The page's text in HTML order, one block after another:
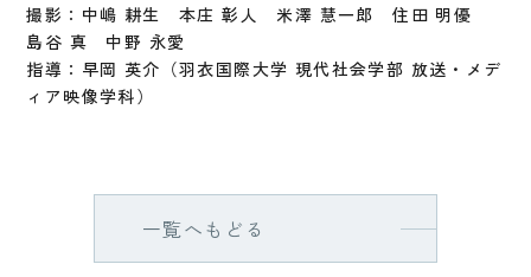
撮影：中嶋 耕生 本庄 彰人 米澤 慧一郎 住田 明優
島谷 真 中野 永愛
指導：早岡 英介（羽衣国際大学 現代社会学部 放送・メデ
ィア映像学科）
一覧へもどる